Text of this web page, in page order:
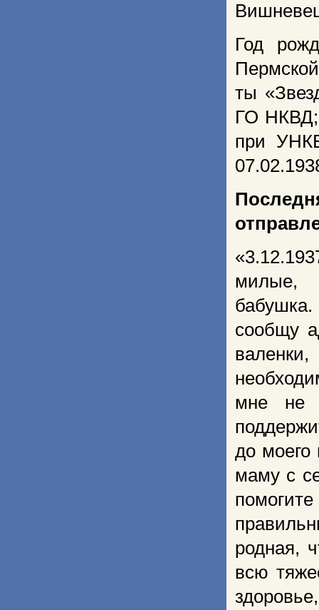
Год
ты
ГО НКВД;
при
милые,
сообщу
мне не
до моего
маму с
родная,
всю